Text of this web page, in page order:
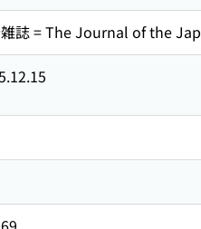
誌 = The Journal of the